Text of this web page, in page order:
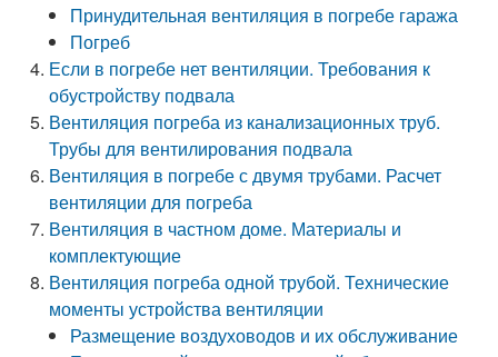
Принудительная вентиляция в погребе гаража
Погреб
Если в погребе нет вентиляции. Требования к
обустройству подвала
Вентиляция погреба из канализационных труб.
Трубы для вентилирования подвала
Вентиляция в погребе с двумя трубами. Расчет
вентиляции для погреба
Вентиляция в частном доме. Материалы и
комплектующие
Вентиляция погреба одной трубой. Технические
моменты устройства вентиляции
Размещение воздуховодов и их обслуживание